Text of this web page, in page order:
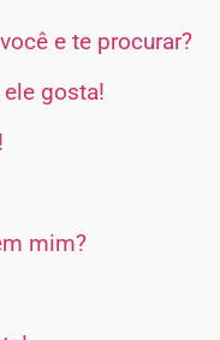
e te procurar?
gosta!
mim?